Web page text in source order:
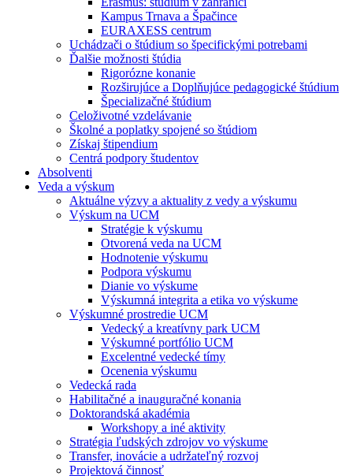
Kampus Trnava a Špačince
EURAXESS centrum
Uchádzači o štúdium so špecifickými potrebami
Ďalšie možnosti štúdia
Rigorózne konanie
Rozširujúce a Doplňujúce pedagogické štúdium
Špecializačné štúdium
Celoživotné vzdelávanie
Školné a poplatky spojené so štúdiom
Získaj štipendium
Centrá podpory študentov
Absolventi
Veda a výskum
Aktuálne výzvy a aktuality z vedy a výskumu
Výskum na UCM
Stratégie k výskumu
Otvorená veda na UCM
Hodnotenie výskumu
Podpora výskumu
Dianie vo výskume
Výskumná integrita a etika vo výskume
Výskumné prostredie UCM
Vedecký a kreatívny park UCM
Výskumné portfólio UCM
Excelentné vedecké tímy
Ocenenia výskumu
Vedecká rada
Habilitačné a inauguračné konania
Doktorandská akadémia
Workshopy a iné aktivity
Stratégia ľudských zdrojov vo výskume
Transfer, inovácie a udržateľný rozvoj
Projektová činnosť